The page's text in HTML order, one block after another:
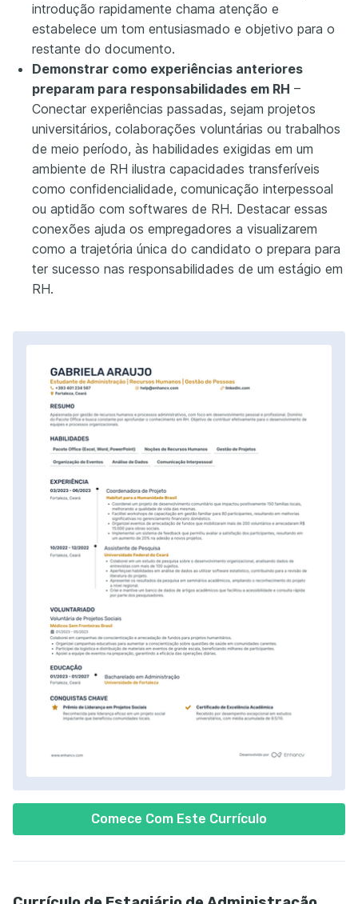
Comece Com Este Currículo
introdução rapidamente chama atenção e
estabelece um tom entusiasmado e objetivo para o
restante do documento.
Demonstrar como experiências anteriores
preparam para responsabilidades em RH –
Conectar experiências passadas, sejam projetos
universitários, colaborações voluntárias ou trabalhos
de meio período, às habilidades exigidas em um
ambiente de RH ilustra capacidades transferíveis
como confidencialidade, comunicação interpessoal
ou aptidão com softwares de RH. Destacar essas
conexões ajuda os empregadores a visualizarem
como a trajetória única do candidato o prepara para
ter sucesso nas responsabilidades de um estágio em
RH.